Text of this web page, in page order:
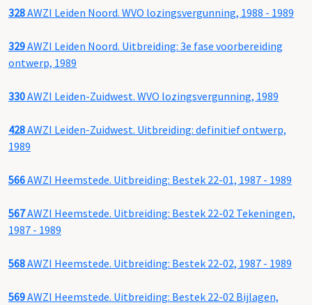
328AWZI Leiden Noord. WVO lozingsvergunning, 1988 - 1989
329AWZI Leiden Noord. Uitbreiding: 3e fase voorbereiding
ontwerp, 1989
330AWZI Leiden-Zuidwest. WVO lozingsvergunning, 1989
428AWZI Leiden-Zuidwest. Uitbreiding: definitief ontwerp,
1989
566AWZI Heemstede. Uitbreiding: Bestek 22-01, 1987 - 1989
567AWZI Heemstede. Uitbreiding: Bestek 22-02 Tekeningen,
1987 - 1989
568AWZI Heemstede. Uitbreiding: Bestek 22-02, 1987 - 1989
569AWZI Heemstede. Uitbreiding: Bestek 22-02 Bijlagen,